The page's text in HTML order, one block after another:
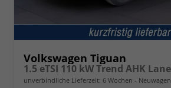
Volkswagen Tiguan
unverbindliche Lieferzeit: 6 Wochen Neuwagen